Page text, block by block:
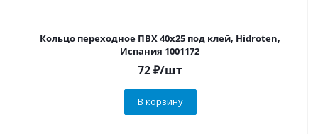
Кольцо переходное ПВХ 40х25 под клей, Hidroten,
Испания 1001172
72₽/шт
В корзину